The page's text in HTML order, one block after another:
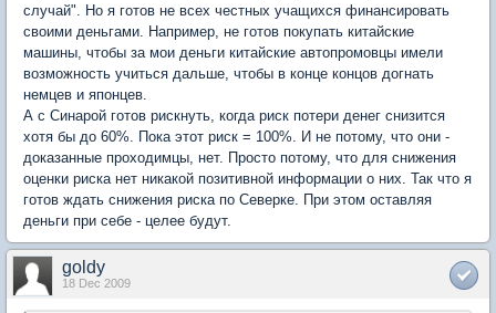
случай". Но я готов не всех честных учащихся финансировать
своими деньгами. Например, не готов покупать китайские
машины, чтобы за мои деньги китайские автопромовцы имели
возможность учиться дальше, чтобы в конце концов догнать
немцев и японцев.
А с Синарой готов рискнуть, когда риск потери денег снизится
хотя бы до 60%. Пока этот риск = 100%. И не потому, что они -
доказанные проходимцы, нет. Просто потому, что для снижения
оценки риска нет никакой позитивной информации о них. Так что я
готов ждать снижения риска по Северке. При этом оставляя
деньги при себе - целее будут.
goldy
18 Dec 2009